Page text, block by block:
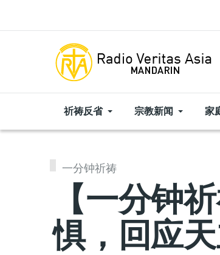
祈祷反省 宗教新闻 家
一分钟祈祷
【一分钟
惧，回应